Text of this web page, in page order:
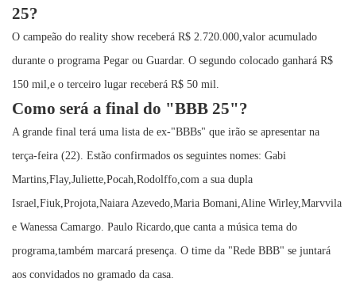
25?
O campeão do reality show receberá R$ 2.720.000,valor acumulado
durante o programa Pegar ou Guardar. O segundo colocado ganhará R$
150 mil,e o terceiro lugar receberá R$ 50 mil.
Como será a final do "BBB 25"?
A grande final terá uma lista de ex-"BBBs" que irão se apresentar na
terça-feira (22). Estão confirmados os seguintes nomes: Gabi
Martins,Flay,Juliette,Pocah,Rodolffo,com a sua dupla
Israel,Fiuk,Projota,Naiara Azevedo,Maria Bomani,Aline Wirley,Marvvila
e Wanessa Camargo. Paulo Ricardo,que canta a música tema do
programa,também marcará presença. O time da "Rede BBB" se juntará
aos convidados no gramado da casa.